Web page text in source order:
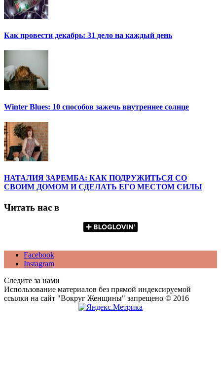
Как провести декабрь: 31 дело на каждый день
Winter Blues: 10 способов зажечь внутреннее солнце
НАТАЛИЯ ЗАРЕМБА: КАК ПОДРУЖИТЬСЯ СО
СВОИМ ДОМОМ И СДЕЛАТЬ ЕГО МЕСТОМ СИЛЫ
Читать нас в
Facebook
Instagram
Следите за нами
Использование материалов без прямой индексируемой
ссылки на сайт "Вокруг Женщины" запрещено © 2016